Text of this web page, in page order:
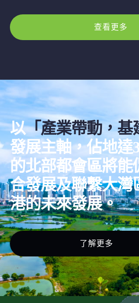
查看更多
以「產業帶動，基
發展主軸，佔地達
的北部都會區將能
合發展及聯繫大灣
港的未來發展。
了解更多